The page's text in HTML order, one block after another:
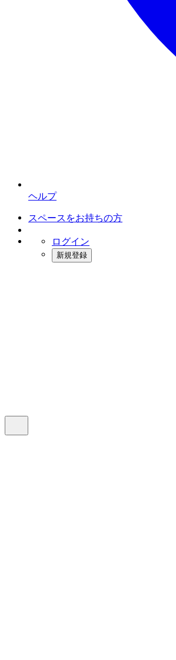
ヘルプ
スペースをお持ちの方
ログイン
新規登録